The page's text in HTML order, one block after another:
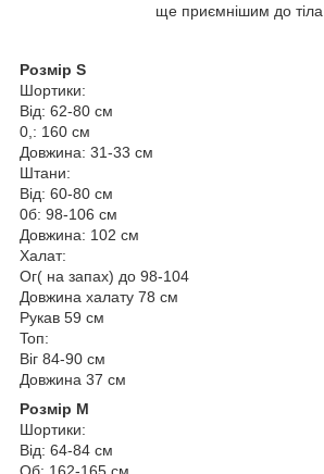
ще приємнішим до тіла.
Розмір S
Шортики:
Від: 62-80 см
0,: 160 см
Довжина: 31-33 см
Штани:
Від: 60-80 см
0б: 98-106 см
Довжина: 102 см
Халат:
Ог( на запах) до 98-104
Довжина халату 78 см
Рукав 59 см
Toп:
Віг 84-90 см
Довжина 37 см
Розмір М
Шортики:
Від: 64-84 см
Об: 162-165 см